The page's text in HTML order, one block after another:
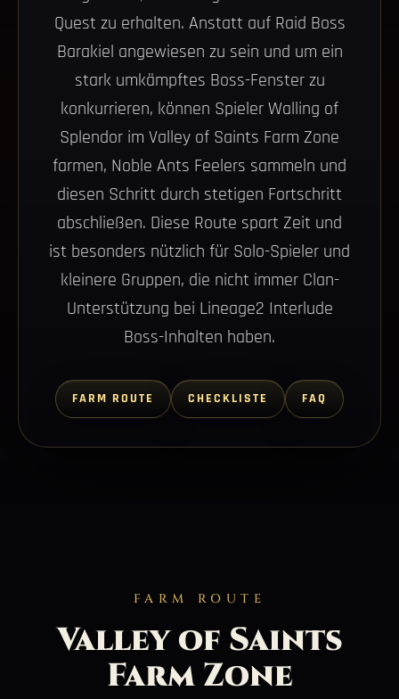
Quest zu erhalten. Anstatt auf Raid Boss
Barakiel angewiesen zu sein und um ein
stark umkämpftes Boss-Fenster zu
konkurrieren, können Spieler Walling of
Splendor im Valley of Saints Farm Zone
farmen, Noble Ants Feelers sammeln und
diesen Schritt durch stetigen Fortschritt
abschließen. Diese Route spart Zeit und
ist besonders nützlich für Solo-Spieler und
kleinere Gruppen, die nicht immer Clan-
Unterstützung bei Lineage2 Interlude
Boss-Inhalten haben.
FARM ROUTE CHECKLISTE FAQ
FARM ROUTE
Valley of Saints
Farm Zone